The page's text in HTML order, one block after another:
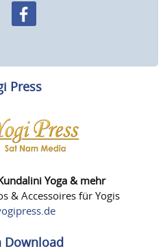
Press
Yoga & mehr
& Accessoires für Yogis
Download